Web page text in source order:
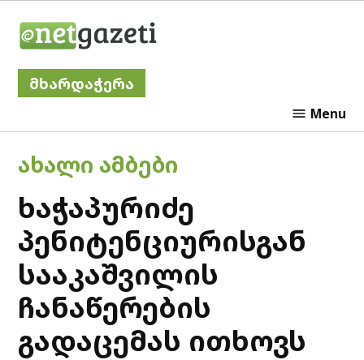
მხარდაჭერა
Menu
POSTED
IN
ᲐᲮᲐᲚᲘ ᲐᲛᲑᲔᲑᲘ
ხაჭაპურიძე
პენიტენციურისგან
სააკაშვილის
ჩანაწერების
გადაცემას ითხოვს